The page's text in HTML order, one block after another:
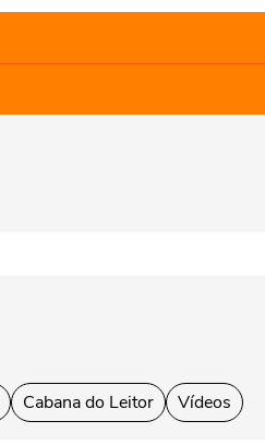
Cabana do Leitor Vídeos